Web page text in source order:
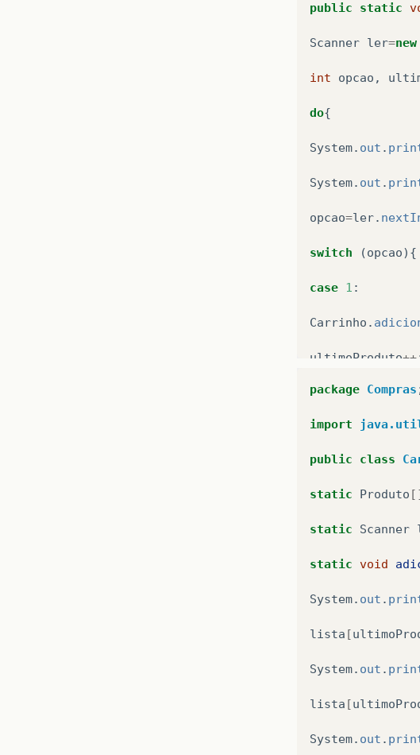
public static
Scanner ler=new
int opcao ,
do{
System. out .
System. out .
opcao=ler.
switch (opcao){
case 1 :
Carrinho .
ultimoProduto++
}
}while opcao !=5
}
}
package Compras
import
public class
static Produto
static Scanner
static void
System. out .
lista [
System. out .
lista [
System. out .